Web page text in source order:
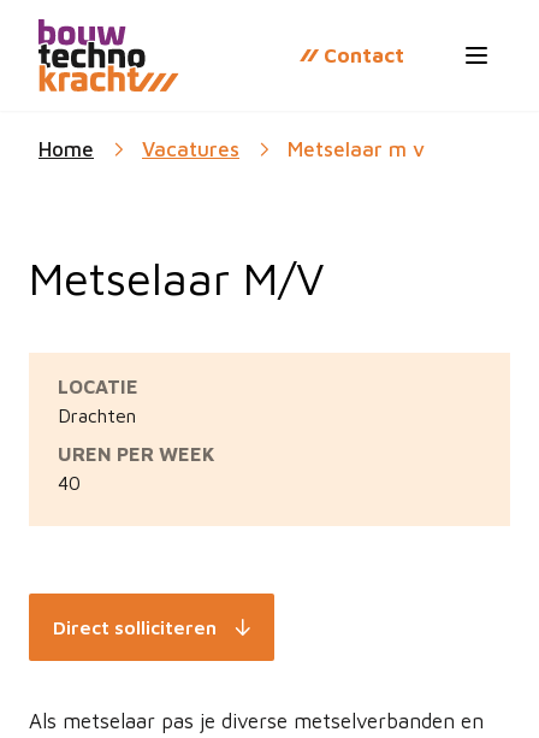
Contact
Open
Home Vacatures Metselaar m v
Metselaar M/V
LOCATIE
Drachten
UREN PER WEEK
40
Direct solliciteren
Als metselaar pas je diverse metselverbanden en